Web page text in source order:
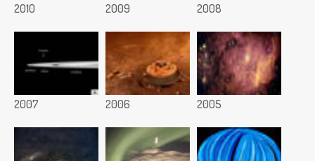
2010 2009 2008
2007 2006 2005